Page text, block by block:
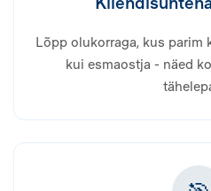
Lõpp olukorraga, kus parim
kui esmaostja - näed